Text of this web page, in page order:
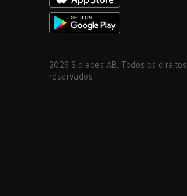
2026 Sidledes AB. Todos os direitos
reservados.